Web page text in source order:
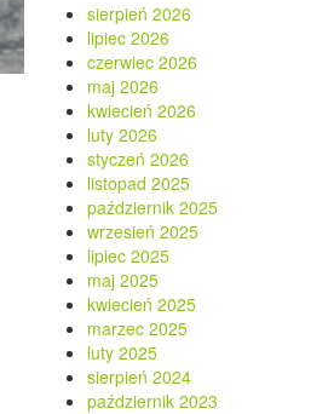
sierpień 2026
lipiec 2026
czerwiec 2026
maj 2026
kwiecień 2026
luty 2026
styczeń 2026
listopad 2025
październik 2025
wrzesień 2025
lipiec 2025
maj 2025
kwiecień 2025
marzec 2025
luty 2025
sierpień 2024
październik 2023